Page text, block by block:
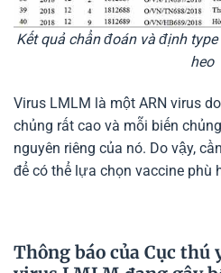
Kết quả chẩn đoán và định
heo
Virus LMLM là một ARN virus
chủng rất cao và mỗi biến
nguyên riêng của nó. Do vậy,
để có thể lựa chọn vaccine phù
Thông báo của Cục thú